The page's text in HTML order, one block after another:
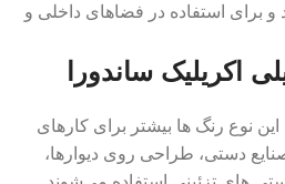
برای استفاده در فضاهای داخلی و
اکریلیک ساندورا
این نوع رنگ ‌ها بیشتر برای کارهای
دستی، طراحی روی دیوارها،